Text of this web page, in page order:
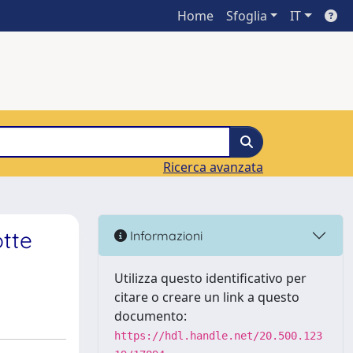
Home Sfoglia IT
Ricerca avanzata
Informazioni
Utilizza questo identificativo per
citare o creare un link a questo
documento:
https://hdl.handle.net/20.500.123